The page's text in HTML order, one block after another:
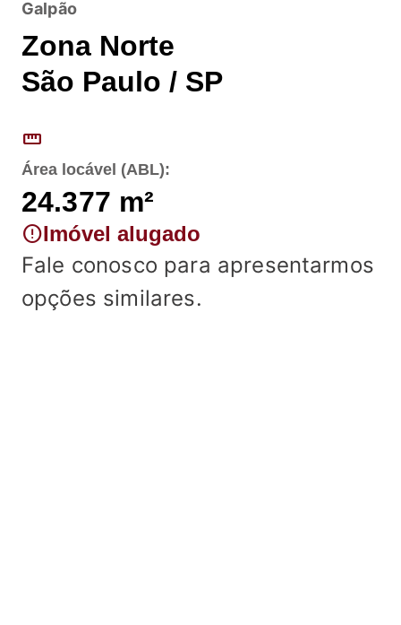
Galpão
Zona Norte
São Paulo / SP
straighten
Área locável (ABL):
24.377 m²
errorImóvel alugado
Fale conosco para apresentarmos
opções similares.